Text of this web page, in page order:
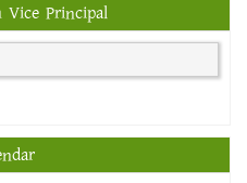
Vice Principal